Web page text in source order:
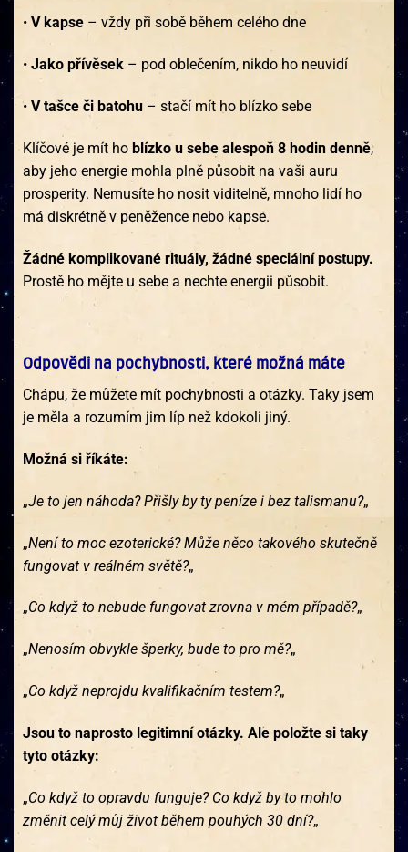
• V kapse – vždy při sobě během celého dne
• Jako přívěsek – pod oblečením, nikdo ho neuvidí
• V tašce či batohu – stačí mít ho blízko sebe
Klíčové je mít ho blízko u sebe alespoň 8 hodin denně,
aby jeho energie mohla plně působit na vaši auru
prosperity. Nemusíte ho nosit viditelně, mnoho lidí ho
má diskrétně v peněžence nebo kapse.
Žádné komplikované rituály, žádné speciální postupy.
Prostě ho mějte u sebe a nechte energii působit.
Odpovědi na pochybnosti, které možná máte
Chápu, že můžete mít pochybnosti a otázky. Taky jsem
je měla a rozumím jim líp než kdokoli jiný.
Možná si říkáte:
„Je to jen náhoda? Přišly by ty peníze i bez talismanu?„
„Není to moc ezoterické? Může něco takového skutečně
fungovat v reálném světě?„
„Co když to nebude fungovat zrovna v mém případě?„
„Nenosím obvykle šperky, bude to pro mě?„
„Co když neprojdu kvalifikačním testem?„
Jsou to naprosto legitimní otázky. Ale položte si taky
tyto otázky:
„Co když to opravdu funguje? Co když by to mohlo
změnit celý můj život během pouhých 30 dní?„